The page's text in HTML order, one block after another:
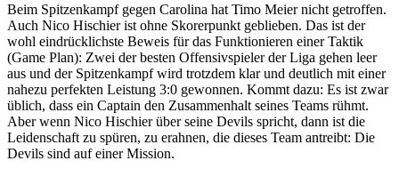
Beim Spitzenkampf gegen Carolina hat Timo Meier nicht getroffen.
Auch Nico Hischier ist ohne Skorerpunkt geblieben. Das ist der
wohl eindrücklichste Beweis für das Funktionieren einer Taktik
(Game Plan): Zwei der besten Offensivspieler der Liga gehen leer
aus und der Spitzenkampf wird trotzdem klar und deutlich mit einer
nahezu perfekten Leistung 3:0 gewonnen. Kommt dazu: Es ist zwar
üblich, dass ein Captain den Zusammenhalt seines Teams rühmt.
Aber wenn Nico Hischier über seine Devils spricht, dann ist die
Leidenschaft zu spüren, zu erahnen, die dieses Team antreibt: Die
Devils sind auf einer Mission.